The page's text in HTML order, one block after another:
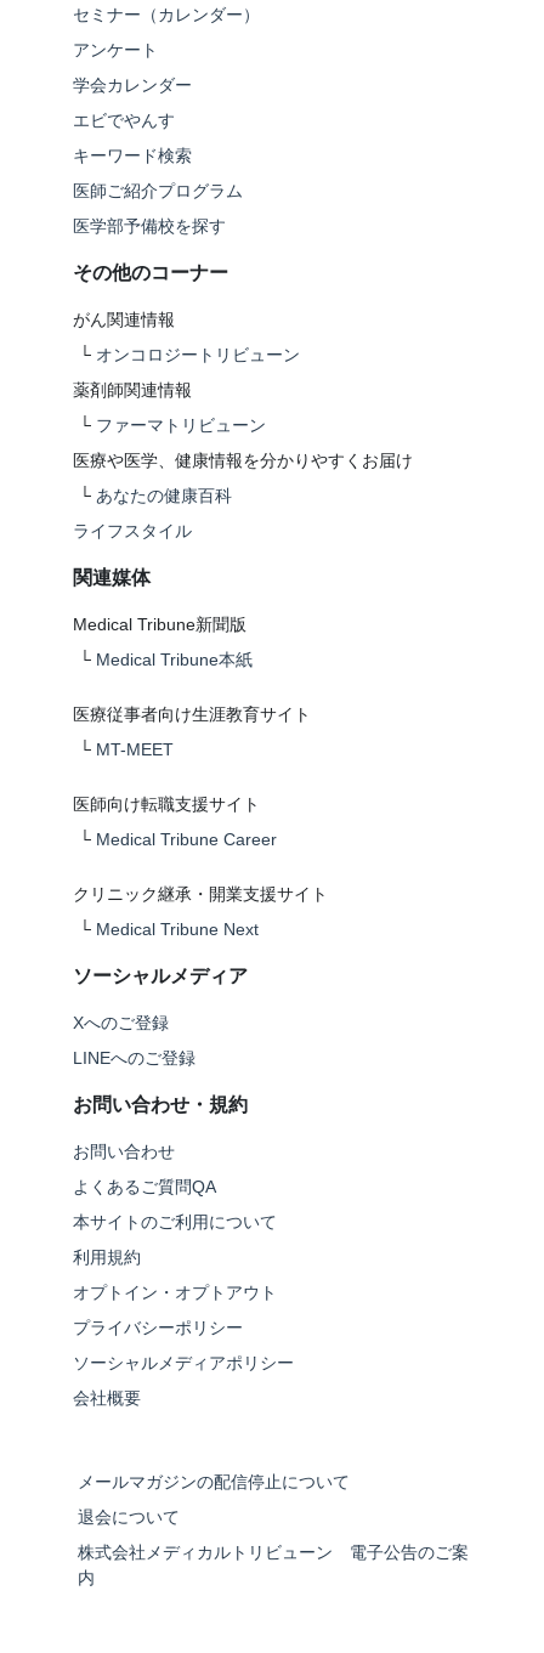
セミナー（カレンダー）
アンケート
学会カレンダー
エビでやんす
キーワード検索
医師ご紹介プログラム
医学部予備校を探す
その他のコーナー
がん関連情報
└ オンコロジートリビューン
薬剤師関連情報
└ ファーマトリビューン
医療や医学、健康情報を分かりやすくお届け
└ あなたの健康百科
ライフスタイル
関連媒体
Medical Tribune新聞版
└ Medical Tribune本紙
医療従事者向け生涯教育サイト
└ MT-MEET
医師向け転職支援サイト
└ Medical Tribune Career
クリニック継承・開業支援サイト
└ Medical Tribune Next
ソーシャルメディア
Xへのご登録
LINEへのご登録
お問い合わせ・規約
お問い合わせ
よくあるご質問QA
本サイトのご利用について
利用規約
オプトイン・オプトアウト
プライバシーポリシー
ソーシャルメディアポリシー
会社概要
メールマガジンの配信停止について
退会について
株式会社メディカルトリビューン 電子公告のご案
内